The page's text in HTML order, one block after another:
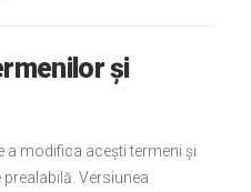
și
a modifica acești termeni și
Versiunea